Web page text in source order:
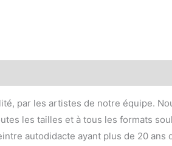
par les artistes de notre équipe.
les tailles et à tous les formats
autodidacte ayant plus de 20